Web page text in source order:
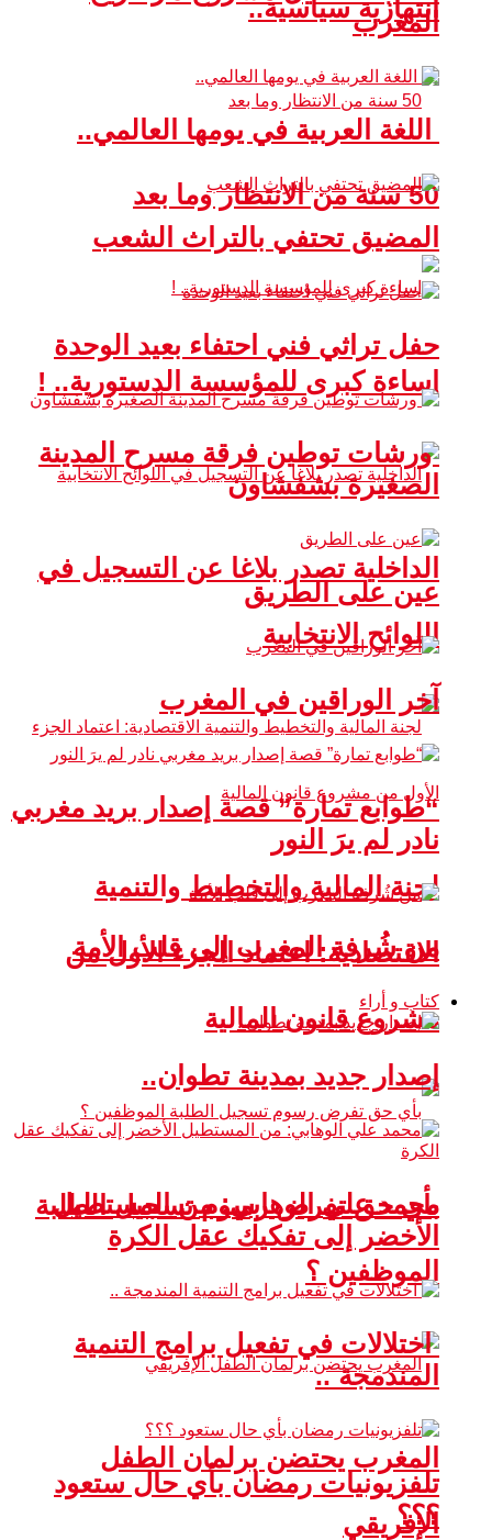
انتهازية سياسية..
50 سنة من الانتظار وما بعد
إساءة كبرى للمؤسسة الدستورية.. !
الداخلية تصدر بلاغا عن التسجيل في
اللوائح الانتخابية
لجنة المالية والتخطيط والتنمية
الاقتصادية: اعتماد الجزء الأول من
مشروع قانون المالية
بأي حق تفرض رسوم تسجيل الطلبة
الموظفين ؟
المغرب يحتضن برلمان الطفل
الإفريقي
المغرب
اللغة العربية في يومها العالمي..
المضيق تحتفي بالتراث الشعب
حفل تراثي فني احتفاء بعيد الوحدة
ورشات توطين فرقة مسرح المدينة
الصغيرة بشفشاون
عين على الطريق
آخر الوراقين في المغرب
“طوابع تمارة” قصة إصدار بريد مغربي
نادر لم يرَ النور
من شُرفة المغرب إلى قلب الأمة
كتاب و أراء
إصدار جديد بمدينة تطوان..
محمد علي الوهابي: من المستطيل
الأخضر إلى تفكيك عقل الكرة
اختلالات في تفعيل برامج التنمية
المندمجة ..
تلفزيونيات رمضان بأي حال ستعود
؟؟؟